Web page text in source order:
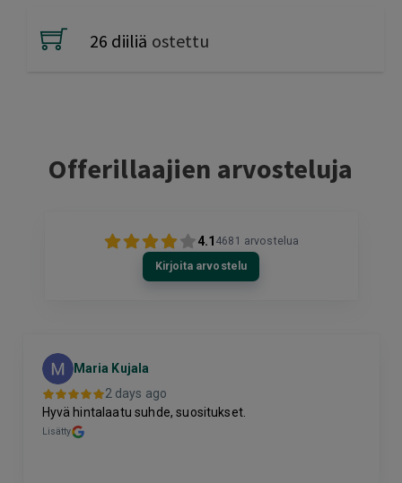
26 diiliä ostettu
Offerillaajien arvosteluja
4.1 4681 arvostelua
Kirjoita arvostelu
Maksaminen tökki ja siinä